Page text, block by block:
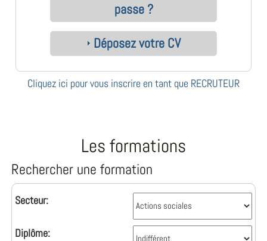
passe ?
Déposez votre CV
Cliquez ici pour vous inscrire en tant que RECRUTEUR
Les formations
Rechercher une formation
Secteur:
Diplôme: